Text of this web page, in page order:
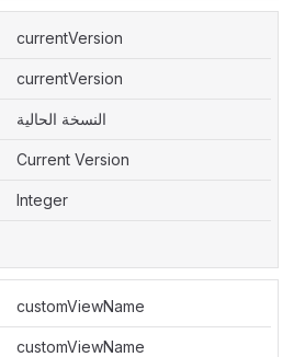
currentVersion
currentVersion
النسخة الحالية
Current Version
Integer
customViewName
customViewName